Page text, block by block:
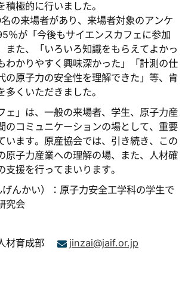
積極的に行いました。
の来場者があり、来場者対象のアンケ
％が「今後もサイエンスカフェに参加
また、「いろいろ知識をもらえてよかっ
わかりやすく興味深かった」「計測の仕
の原子力の安全性を理解できた」等、肯
多くいただきました。
ェ」は、一般の来場者、学生、原子力産
のコミュニケーションの場として、重要
います。原産協会では、引き続き、この
原子力産業への理解の場、また、人材確
援を行ってまいります。
んかい）：原子力安全工学科の学生で
究会
材育成部 jinzai@jaif.or.jp